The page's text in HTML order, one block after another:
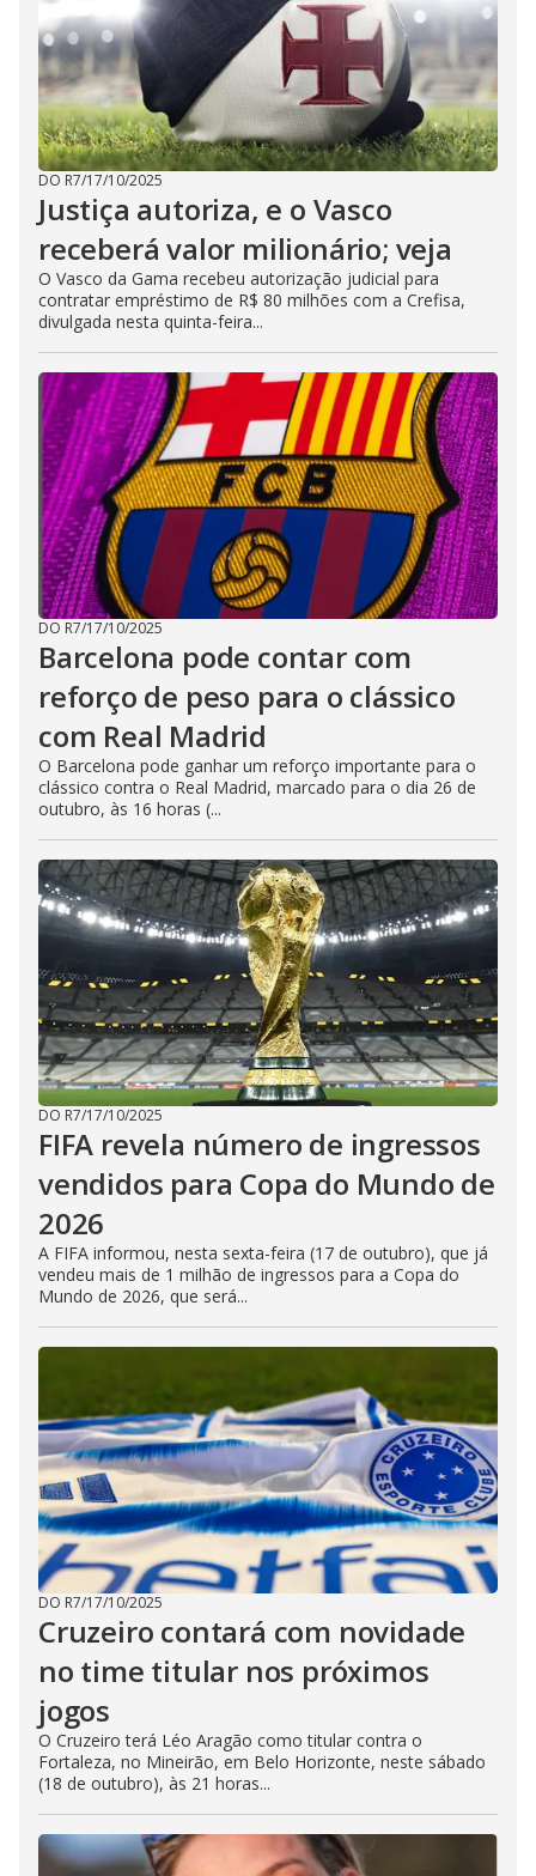
DO R7/17/10/2025
Justiça autoriza, e o Vasco
receberá valor milionário; veja
O Vasco da Gama recebeu autorização judicial para
contratar empréstimo de R$ 80 milhões com a Crefisa,
divulgada nesta quinta-feira...
DO R7/17/10/2025
Barcelona pode contar com
reforço de peso para o clássico
com Real Madrid
O Barcelona pode ganhar um reforço importante para o
clássico contra o Real Madrid, marcado para o dia 26 de
outubro, às 16 horas (...
DO R7/17/10/2025
FIFA revela número de ingressos
vendidos para Copa do Mundo de
2026
A FIFA informou, nesta sexta-feira (17 de outubro), que já
vendeu mais de 1 milhão de ingressos para a Copa do
Mundo de 2026, que será...
DO R7/17/10/2025
Cruzeiro contará com novidade
no time titular nos próximos
jogos
O Cruzeiro terá Léo Aragão como titular contra o
Fortaleza, no Mineirão, em Belo Horizonte, neste sábado
(18 de outubro), às 21 horas...